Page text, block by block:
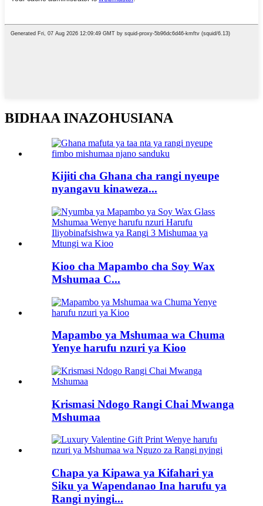
BIDHAA INAZOHUSIANA
Kijiti cha Ghana cha rangi nyeupe
nyangavu kinaweza...
Kioo cha Mapambo cha Soy Wax
Mshumaa C...
Mapambo ya Mshumaa wa Chuma
Yenye harufu nzuri ya Kioo
Krismasi Ndogo Rangi Chai Mwanga
Mshumaa
Chapa ya Kipawa ya Kifahari ya
Siku ya Wapendanao Ina harufu ya
Rangi nyingi...